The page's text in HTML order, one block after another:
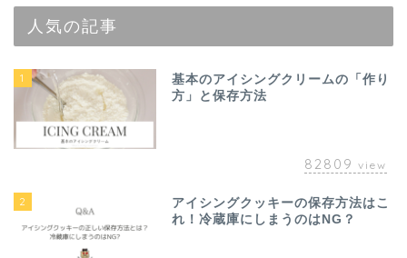
人気の記事
1
基本のアイシングクリームの「作り
方」と保存方法
82809 view
2
アイシングクッキーの保存方法はこ
れ！冷蔵庫にしまうのはNG？